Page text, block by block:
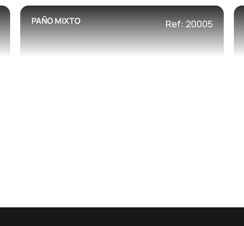
PAÑO MIXTO Ref: 20005